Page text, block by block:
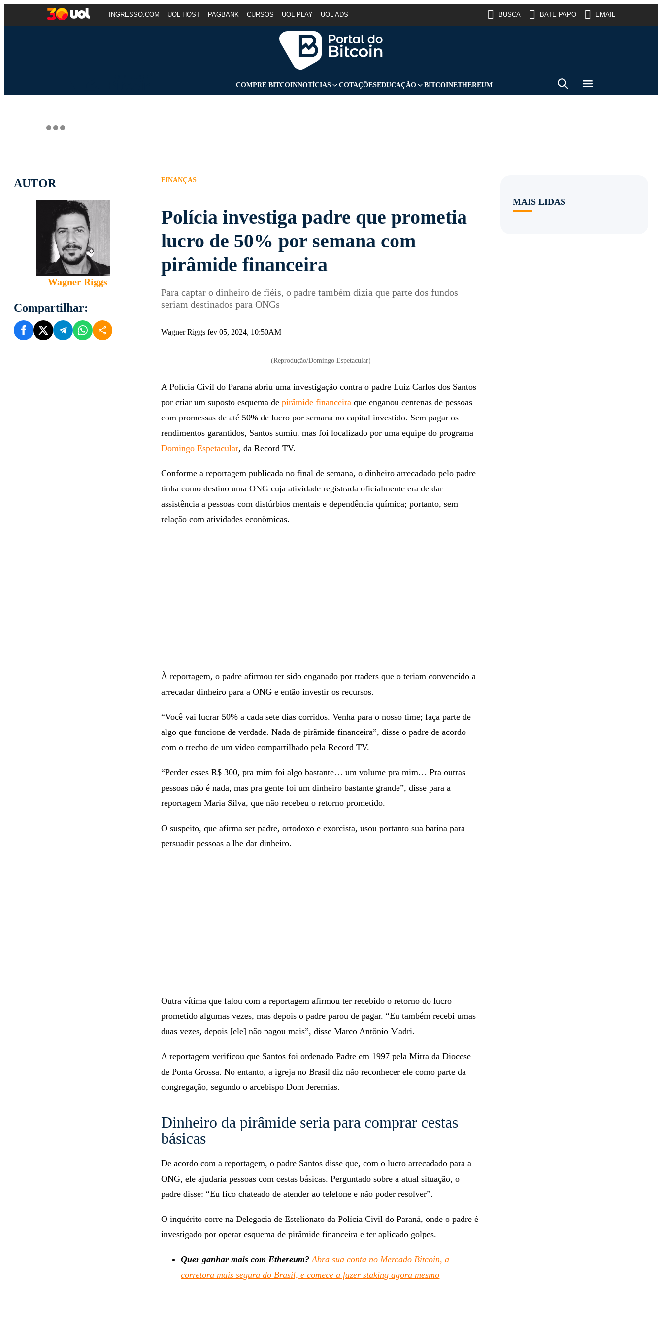
INGRESSO.COM UOL HOST PAGBANK CURSOS UOL PLAY UOL ADS BUSCA BATE-PAPO EMAIL
COMPRE BITCOINNOTÍCIAS COTAÇÕESEDUCAÇÃO BITCOINETHEREUM
AUTOR
Wagner Riggs
Compartilhar:
FINANÇAS
Polícia investiga padre que prometia
lucro de 50% por semana com
pirâmide financeira
Para captar o dinheiro de fiéis, o padre também dizia que parte dos fundos
seriam destinados para ONGs
Wagner Riggs fev 05, 2024, 10:50AM
(Reprodução/Domingo Espetacular)
A Polícia Civil do Paraná abriu uma investigação contra o padre Luiz Carlos dos Santos
por criar um suposto esquema depirâmide financeira que enganou centenas de pessoas
com promessas de até 50% de lucro por semana no capital investido. Sem pagar os
rendimentos garantidos, Santos sumiu, mas foi localizado por uma equipe do programa
Domingo Espetacular, da Record TV.
Conforme a reportagem publicada no final de semana, o dinheiro arrecadado pelo padre
tinha como destino uma ONG cuja atividade registrada oficialmente era de dar
assistência a pessoas com distúrbios mentais e dependência química; portanto, sem
relação com atividades econômicas.
À reportagem, o padre afirmou ter sido enganado por traders que o teriam convencido a
arrecadar dinheiro para a ONG e então investir os recursos.
“Você vai lucrar 50% a cada sete dias corridos. Venha para o nosso time; faça parte de
algo que funcione de verdade. Nada de pirâmide financeira”, disse o padre de acordo
com o trecho de um vídeo compartilhado pela Record TV.
“Perder esses R$ 300, pra mim foi algo bastante… um volume pra mim… Pra outras
pessoas não é nada, mas pra gente foi um dinheiro bastante grande”, disse para a
reportagem Maria Silva, que não recebeu o retorno prometido.
O suspeito, que afirma ser padre, ortodoxo e exorcista, usou portanto sua batina para
persuadir pessoas a lhe dar dinheiro.
Outra vítima que falou com a reportagem afirmou ter recebido o retorno do lucro
prometido algumas vezes, mas depois o padre parou de pagar. “Eu também recebi umas
duas vezes, depois [ele] não pagou mais”, disse Marco Antônio Madri.
A reportagem verificou que Santos foi ordenado Padre em 1997 pela Mitra da Diocese
de Ponta Grossa. No entanto, a igreja no Brasil diz não reconhecer ele como parte da
congregação, segundo o arcebispo Dom Jeremias.
Dinheiro da pirâmide seria para comprar cestas
básicas
De acordo com a reportagem, o padre Santos disse que, com o lucro arrecadado para a
ONG, ele ajudaria pessoas com cestas básicas. Perguntado sobre a atual situação, o
padre disse: “Eu fico chateado de atender ao telefone e não poder resolver”.
O inquérito corre na Delegacia de Estelionato da Polícia Civil do Paraná, onde o padre é
investigado por operar esquema de pirâmide financeira e ter aplicado golpes.
Quer ganhar mais com Ethereum?Abra sua conta no Mercado Bitcoin, a
corretora mais segura do Brasil, e comece a fazer staking agora mesmo
MAIS LIDAS